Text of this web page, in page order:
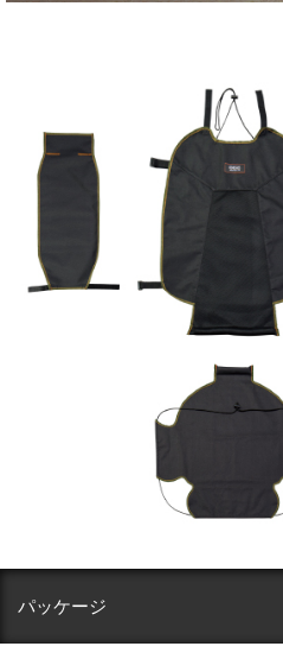
パッケージ